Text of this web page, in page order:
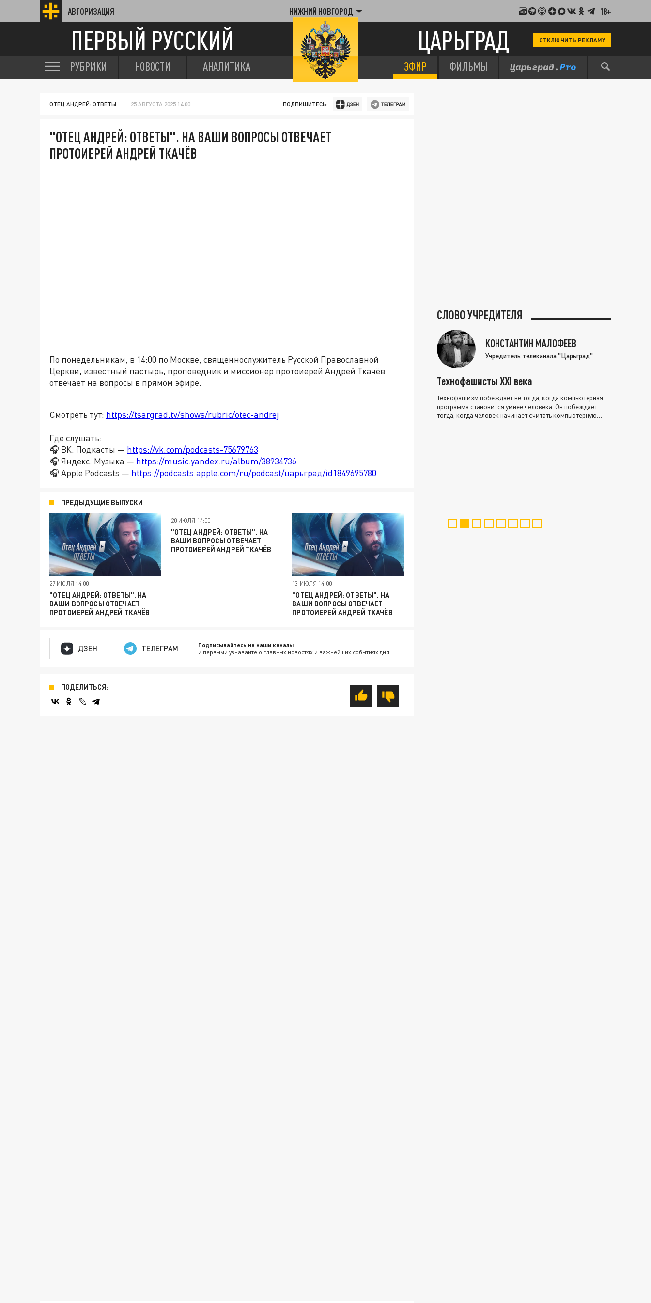
АВТОРИЗАЦИЯ НИЖНИЙ НОВГОРОД 18+
ПЕРВЫЙ РУССКИЙ ЦАРЬГРАД ОТКЛЮЧИТЬ РЕКЛАМУ
РУБРИКИ НОВОСТИ АНАЛИТИКА ЭФИР ФИЛЬМЫ
ОТЕЦ АНДРЕЙ: ОТВЕТЫ 25 АВГУСТА 2025 14:00 ПОДПИШИТЕСЬ:
"ОТЕЦ АНДРЕЙ: ОТВЕТЫ". НА ВАШИ ВОПРОСЫ ОТВЕЧАЕТ
ПРОТОИЕРЕЙ АНДРЕЙ ТКАЧЁВ
По понедельникам, в 14:00 по Москве, священнослужитель Русской Православной
Церкви, известный пастырь, проповедник и миссионер протоиерей Андрей Ткачёв
отвечает на вопросы в прямом эфире.
Смотреть тут: https://tsargrad.tv/shows/rubric/otec-andrej
Где слушать:
🎧 ВК. Подкасты — https://vk.com/podcasts-75679763
🎧 Яндекс. Музыка — https://music.yandex.ru/album/38934736
🎧 Apple Podcasts — https://podcasts.apple.com/ru/podcast/царьград/id1849695780
ПРЕДЫДУЩИЕ ВЫПУСКИ
27 ИЮЛЯ 14:00
"ОТЕЦ АНДРЕЙ: ОТВЕТЫ". НА
ВАШИ ВОПРОСЫ ОТВЕЧАЕТ
ПРОТОИЕРЕЙ АНДРЕЙ ТКАЧЁВ
20 ИЮЛЯ 14:00
"ОТЕЦ АНДРЕЙ: ОТВЕТЫ". НА
ВАШИ ВОПРОСЫ ОТВЕЧАЕТ
ПРОТОИЕРЕЙ АНДРЕЙ ТКАЧЁВ
13 ИЮЛЯ 14:00
"ОТЕЦ АНДРЕЙ: ОТВЕТЫ". НА
ВАШИ ВОПРОСЫ ОТВЕЧАЕТ
ПРОТОИЕРЕЙ АНДРЕЙ ТКАЧЁВ
ДЗЕН ТЕЛЕГРАМ Подписывайтесь на наши каналы
и первыми узнавайте о главных новостях и важнейших событиях дня.
ПОДЕЛИТЬСЯ:
СЛОВО УЧРЕДИТЕЛЯ
КОНСТАНТИН МАЛОФЕЕВ
Учредитель телеканала "Царьград"
Технофашисты XXI века
Технофашизм побеждает не тогда, когда компьютерная
программа становится умнее человека. Он побеждает
тогда, когда человек начинает считать компьютерную